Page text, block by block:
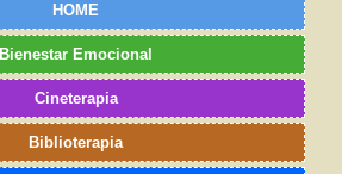
HOME
Bienestar Emocional
Cineterapia
Biblioterapia